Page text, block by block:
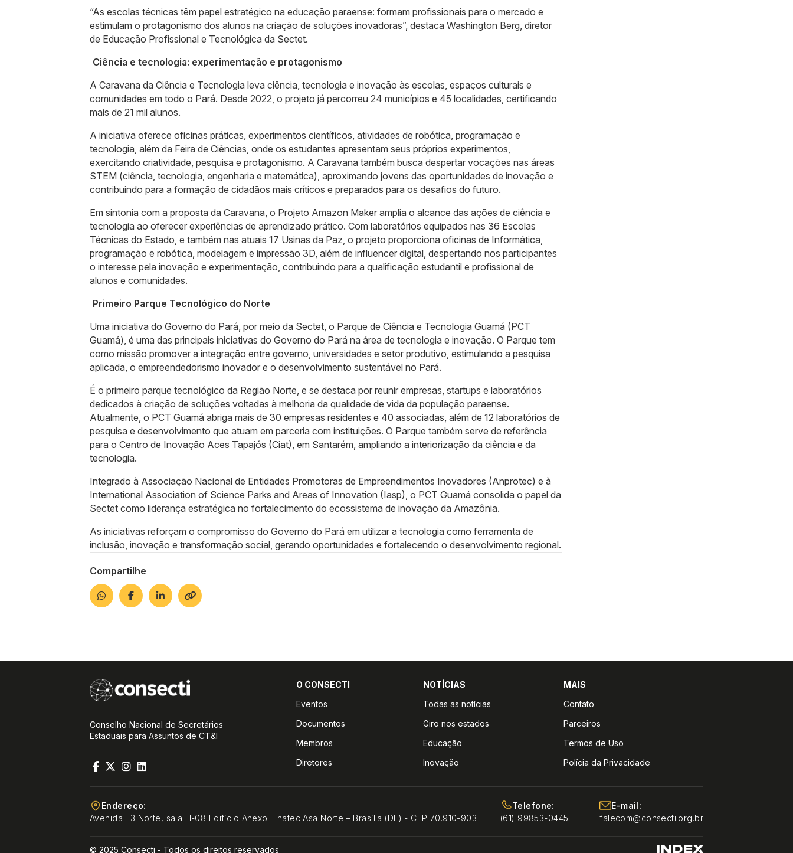
“As escolas técnicas têm papel estratégico na educação paraense: formam profissionais para o mercado e
estimulam o protagonismo dos alunos na criação de soluções inovadoras”, destaca Washington Berg, diretor
de Educação Profissional e Tecnológica da Sectet.
Ciência e tecnologia: experimentação e protagonismo
A Caravana da Ciência e Tecnologia leva ciência, tecnologia e inovação às escolas, espaços culturais e
comunidades em todo o Pará. Desde 2022, o projeto já percorreu 24 municípios e 45 localidades, certificando
mais de 21 mil alunos.
A iniciativa oferece oficinas práticas, experimentos científicos, atividades de robótica, programação e
tecnologia, além da Feira de Ciências, onde os estudantes apresentam seus próprios experimentos,
exercitando criatividade, pesquisa e protagonismo. A Caravana também busca despertar vocações nas áreas
STEM (ciência, tecnologia, engenharia e matemática), aproximando jovens das oportunidades de inovação e
contribuindo para a formação de cidadãos mais críticos e preparados para os desafios do futuro.
Em sintonia com a proposta da Caravana, o Projeto Amazon Maker amplia o alcance das ações de ciência e
tecnologia ao oferecer experiências de aprendizado prático. Com laboratórios equipados nas 36 Escolas
Técnicas do Estado, e também nas atuais 17 Usinas da Paz, o projeto proporciona oficinas de Informática,
programação e robótica, modelagem e impressão 3D, além de influencer digital, despertando nos participantes
o interesse pela inovação e experimentação, contribuindo para a qualificação estudantil e profissional de
alunos e comunidades.
Primeiro Parque Tecnológico do Norte
Uma iniciativa do Governo do Pará, por meio da Sectet, o Parque de Ciência e Tecnologia Guamá (PCT
Guamá), é uma das principais iniciativas do Governo do Pará na área de tecnologia e inovação. O Parque tem
como missão promover a integração entre governo, universidades e setor produtivo, estimulando a pesquisa
aplicada, o empreendedorismo inovador e o desenvolvimento sustentável no Pará.
É o primeiro parque tecnológico da Região Norte, e se destaca por reunir empresas, startups e laboratórios
dedicados à criação de soluções voltadas à melhoria da qualidade de vida da população paraense.
Atualmente, o PCT Guamá abriga mais de 30 empresas residentes e 40 associadas, além de 12 laboratórios de
pesquisa e desenvolvimento que atuam em parceria com instituições. O Parque também serve de referência
para o Centro de Inovação Aces Tapajós (Ciat), em Santarém, ampliando a interiorização da ciência e da
tecnologia.
Integrado à Associação Nacional de Entidades Promotoras de Empreendimentos Inovadores (Anprotec) e à
International Association of Science Parks and Areas of Innovation (Iasp), o PCT Guamá consolida o papel da
Sectet como liderança estratégica no fortalecimento do ecossistema de inovação da Amazônia.
As iniciativas reforçam o compromisso do Governo do Pará em utilizar a tecnologia como ferramenta de
inclusão, inovação e transformação social, gerando oportunidades e fortalecendo o desenvolvimento regional.
Compartilhe
Conselho Nacional de Secretários
Estaduais para Assuntos de CT&I
O CONSECTI
Eventos
Documentos
Membros
Diretores
NOTÍCIAS
Todas as notícias
Giro nos estados
Educação
Inovação
MAIS
Contato
Parceiros
Termos de Uso
Polícia da Privacidade
Endereço:
Avenida L3 Norte, sala H-08 Edifício Anexo Finatec Asa Norte – Brasília (DF) - CEP 70.910-903
Telefone:
(61) 99853-0445
E-mail:
falecom@consecti.org.br
© 2025 Consecti - Todos os direitos reservados